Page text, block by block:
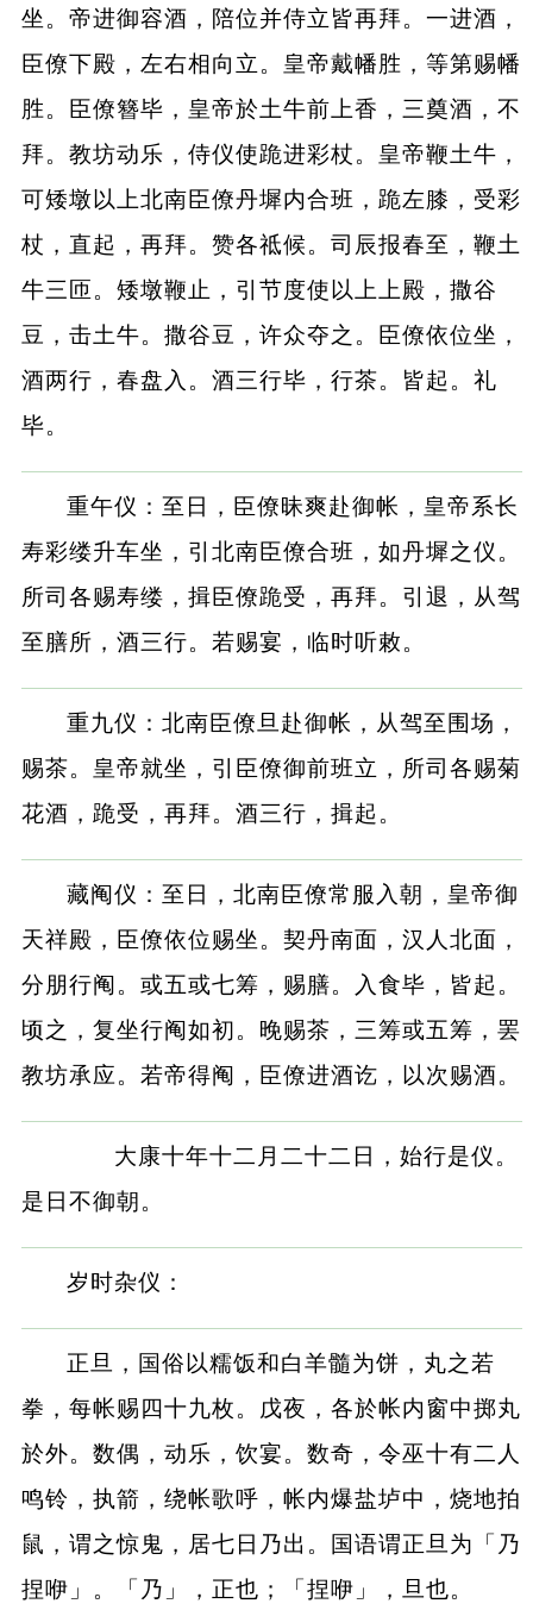
坐。帝进御容酒，陪位并侍立皆再拜。一进酒，
臣僚下殿，左右相向立。皇帝戴幡胜，等第赐幡
胜。臣僚簪毕，皇帝於土牛前上香，三奠酒，不
拜。教坊动乐，侍仪使跪进彩杖。皇帝鞭土牛，
可矮墩以上北南臣僚丹墀内合班，跪左膝，受彩
杖，直起，再拜。赞各祗候。司辰报春至，鞭土
牛三匝。矮墩鞭止，引节度使以上上殿，撒谷
豆，击土牛。撒谷豆，许众夺之。臣僚依位坐，
酒两行，春盘入。酒三行毕，行茶。皆起。礼
毕。
重午仪：至日，臣僚昧爽赴御帐，皇帝系长
寿彩缕升车坐，引北南臣僚合班，如丹墀之仪。
所司各赐寿缕，揖臣僚跪受，再拜。引退，从驾
至膳所，酒三行。若赐宴，临时听敕。
重九仪：北南臣僚旦赴御帐，从驾至围场，
赐茶。皇帝就坐，引臣僚御前班立，所司各赐菊
花酒，跪受，再拜。酒三行，揖起。
藏阄仪：至日，北南臣僚常服入朝，皇帝御
天祥殿，臣僚依位赐坐。契丹南面，汉人北面，
分朋行阄。或五或七筹，赐膳。入食毕，皆起。
顷之，复坐行阄如初。晚赐茶，三筹或五筹，罢
教坊承应。若帝得阄，臣僚进酒讫，以次赐酒。
大康十年十二月二十二日，始行是仪。
是日不御朝。
岁时杂仪：
正旦，国俗以糯饭和白羊髓为饼，丸之若
拳，每帐赐四十九枚。戊夜，各於帐内窗中掷丸
於外。数偶，动乐，饮宴。数奇，令巫十有二人
鸣铃，执箭，绕帐歌呼，帐内爆盐垆中，烧地拍
鼠，谓之惊鬼，居七日乃出。国语谓正旦为「乃
捏咿」。「乃」，正也；「捏咿」，旦也。